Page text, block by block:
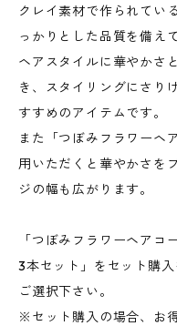
クレイ素材で作られてい
っかりとした品質を備え
ヘアスタイルに華やかさ
き、スタイリングにさり
すすめのアイテムです。
また「つぼみフラワーヘ
用いただくと華やかさを
ジの幅も広がります。
「つぼみフラワーヘア
3本セット」をセット購
ご選択下さい。
※セット購入の場合、お